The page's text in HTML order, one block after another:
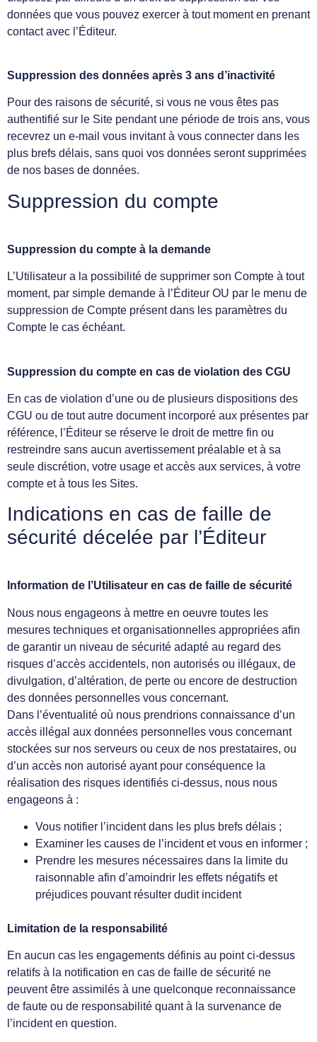
données que vous pouvez exercer à tout moment en prenant
contact avec l’Éditeur.
Suppression des données après 3 ans d’inactivité
Pour des raisons de sécurité, si vous ne vous êtes pas
authentifié sur le Site pendant une période de trois ans, vous
recevrez un e-mail vous invitant à vous connecter dans les
plus brefs délais, sans quoi vos données seront supprimées
de nos bases de données.
Suppression du compte
Suppression du compte à la demande
L’Utilisateur a la possibilité de supprimer son Compte à tout
moment, par simple demande à l’Éditeur OU par le menu de
suppression de Compte présent dans les paramètres du
Compte le cas échéant.
Suppression du compte en cas de violation des CGU
En cas de violation d’une ou de plusieurs dispositions des
CGU ou de tout autre document incorporé aux présentes par
référence, l’Éditeur se réserve le droit de mettre fin ou
restreindre sans aucun avertissement préalable et à sa
seule discrétion, votre usage et accès aux services, à votre
compte et à tous les Sites.
Indications en cas de faille de
sécurité décelée par l’Éditeur
Information de l’Utilisateur en cas de faille de sécurité
Nous nous engageons à mettre en oeuvre toutes les
mesures techniques et organisationnelles appropriées afin
de garantir un niveau de sécurité adapté au regard des
risques d’accès accidentels, non autorisés ou illégaux, de
divulgation, d’altération, de perte ou encore de destruction
des données personnelles vous concernant.
Dans l’éventualité où nous prendrions connaissance d’un
accès illégal aux données personnelles vous concernant
stockées sur nos serveurs ou ceux de nos prestataires, ou
d’un accès non autorisé ayant pour conséquence la
réalisation des risques identifiés ci-dessus, nous nous
engageons à :
Vous notifier l’incident dans les plus brefs délais ;
Examiner les causes de l’incident et vous en informer ;
Prendre les mesures nécessaires dans la limite du
raisonnable afin d’amoindrir les effets négatifs et
préjudices pouvant résulter dudit incident
Limitation de la responsabilité
En aucun cas les engagements définis au point ci-dessus
relatifs à la notification en cas de faille de sécurité ne
peuvent être assimilés à une quelconque reconnaissance
de faute ou de responsabilité quant à la survenance de
l’incident en question.